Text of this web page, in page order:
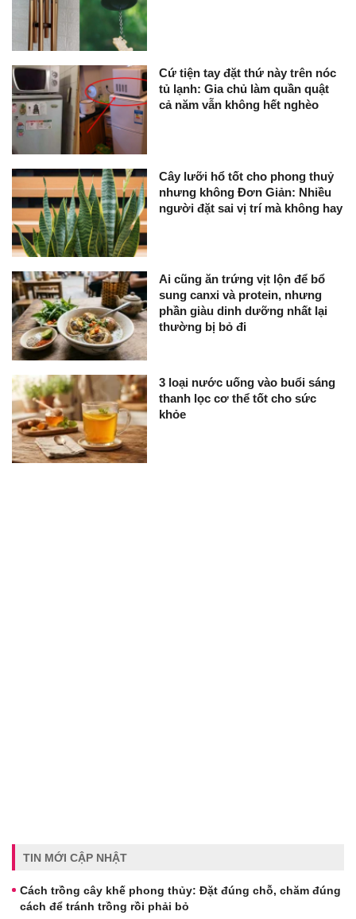
Cứ tiện tay đặt thứ này trên nóc
tủ lạnh: Gia chủ làm quần quật
cả năm vẫn không hết nghèo
Cây lưỡi hổ tốt cho phong thuỷ
nhưng không Đơn Giản: Nhiều
người đặt sai vị trí mà không hay
Ai cũng ăn trứng vịt lộn để bổ
sung canxi và protein, nhưng
phần giàu dinh dưỡng nhất lại
thường bị bỏ đi
3 loại nước uống vào buổi sáng
thanh lọc cơ thể tốt cho sức
khỏe
TIN MỚI CẬP NHẬT
Cách trồng cây khế phong thủy: Đặt đúng chỗ, chăm đúng
cách để tránh trồng rồi phải bỏ